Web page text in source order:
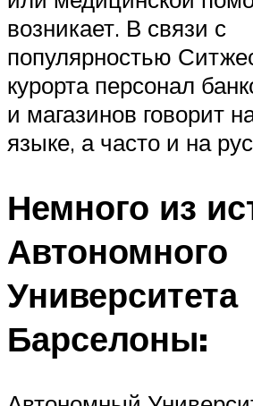
возникает. В связи с
популярностью
курорта персонал
и магазинов говорит
языке, а часто и на
Немного из
Автономного
Университета
Барселоны: